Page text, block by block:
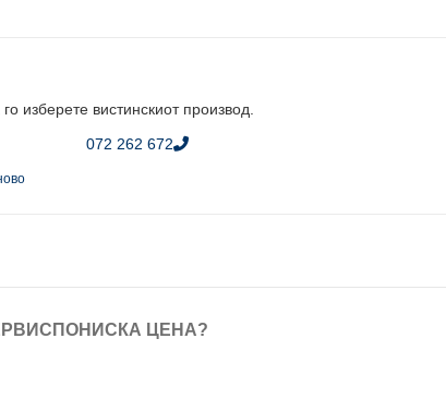
изберете вистинскиот производ.
072 262 672
ПОНИСКА ЦЕНА?